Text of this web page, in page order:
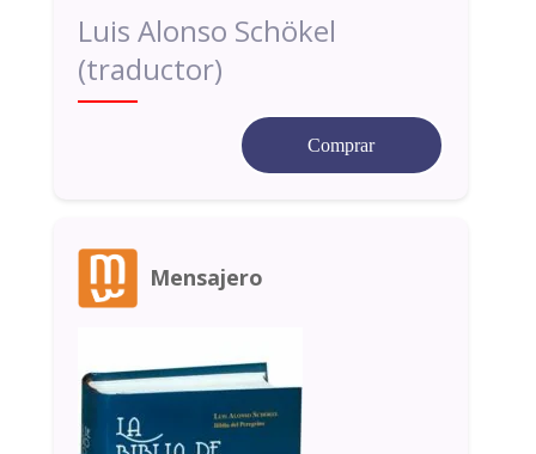
Luis Alonso Schökel
(traductor)
Comprar
Mensajero